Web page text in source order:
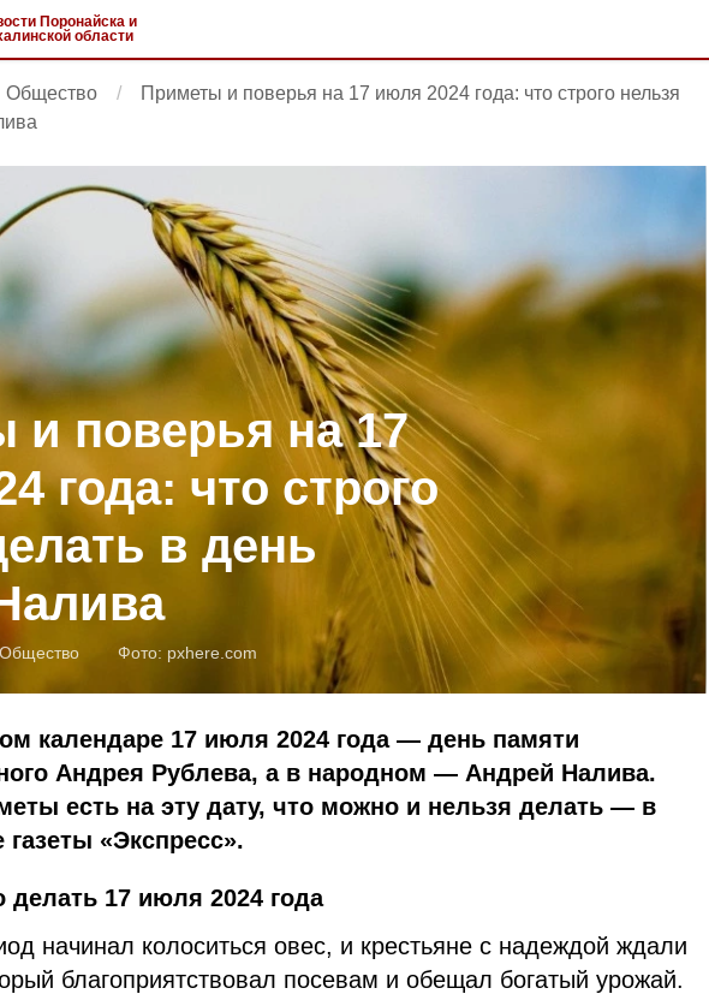
Поронайска и
области
Общество
Приметы и поверья на 17 июля 2024 года: что строго нельзя
и поверья на 17
года: что строго
в день
Общество Фото: pxhere.com
календаре 17 июля 2024 года — день памяти
Андрея Рублева, а в народном — Андрей Налива.
есть на эту дату, что можно и нельзя делать — в
газеты «Экспресс».
делать 17 июля 2024 года
начинал колоситься овес, и крестьяне с надеждой ждали
благоприятствовал посевам и обещал богатый урожай.